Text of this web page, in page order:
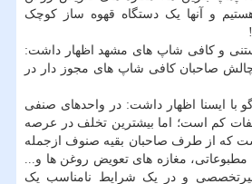
و آنها یک دستگاه قهوه ساز کوچک
بستنی و کافی شاپ های مشهد اظهار داشت:
صاحبان کافی شاپ های مجوز دار در
با ایسنا اظهار داشت: در واحدهای صنفی
کم است؛ اما بیشترین تخلف در عرصه
که از طرف صاحبان بقیه صنوف ازجمله
مغازه های تعویض روغن ها و...
و در یک شرایط نامناسب یک